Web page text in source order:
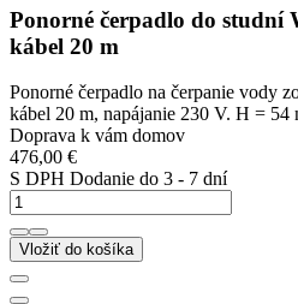
Ponorné čerpadlo do studní
kábel 20 m
Ponorné čerpadlo na čerpanie vody
kábel 20 m, napájanie 230 V. H = 54
Doprava k vám domov
476,00 €
S DPH Dodanie do 3 - 7 dní
Vložiť do košíka